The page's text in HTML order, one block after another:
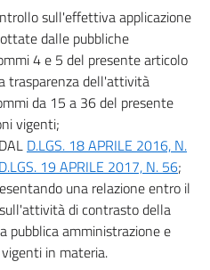
sull'effettiva applicazione
dalle pubbliche
4 e 5 del presente articolo
trasparenza dell'attività
da 15 a 36 del presente
vigenti;
D.LGS. 18 APRILE 2016, N.
D.LGS. 19 APRILE 2017, N. 56;
una relazione entro il
di contrasto della
pubblica amministrazione e
in materia.